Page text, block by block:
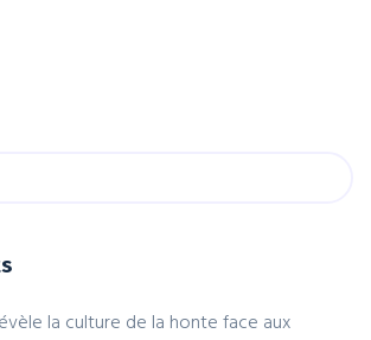
la culture de la honte face aux